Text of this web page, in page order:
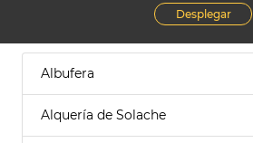
Desplegar
Albufera
Alquería de Solache